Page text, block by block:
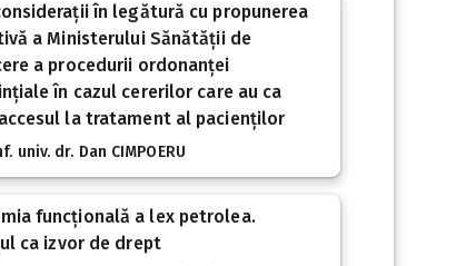
în legătură cu propunerea
a Ministerului Sănătății de
a procedurii ordonanței
în cazul cererilor care au ca
la tratament al pacienților
univ. dr. Dan CIMPOERU
funcțională a lex petrolea.
ca izvor de drept